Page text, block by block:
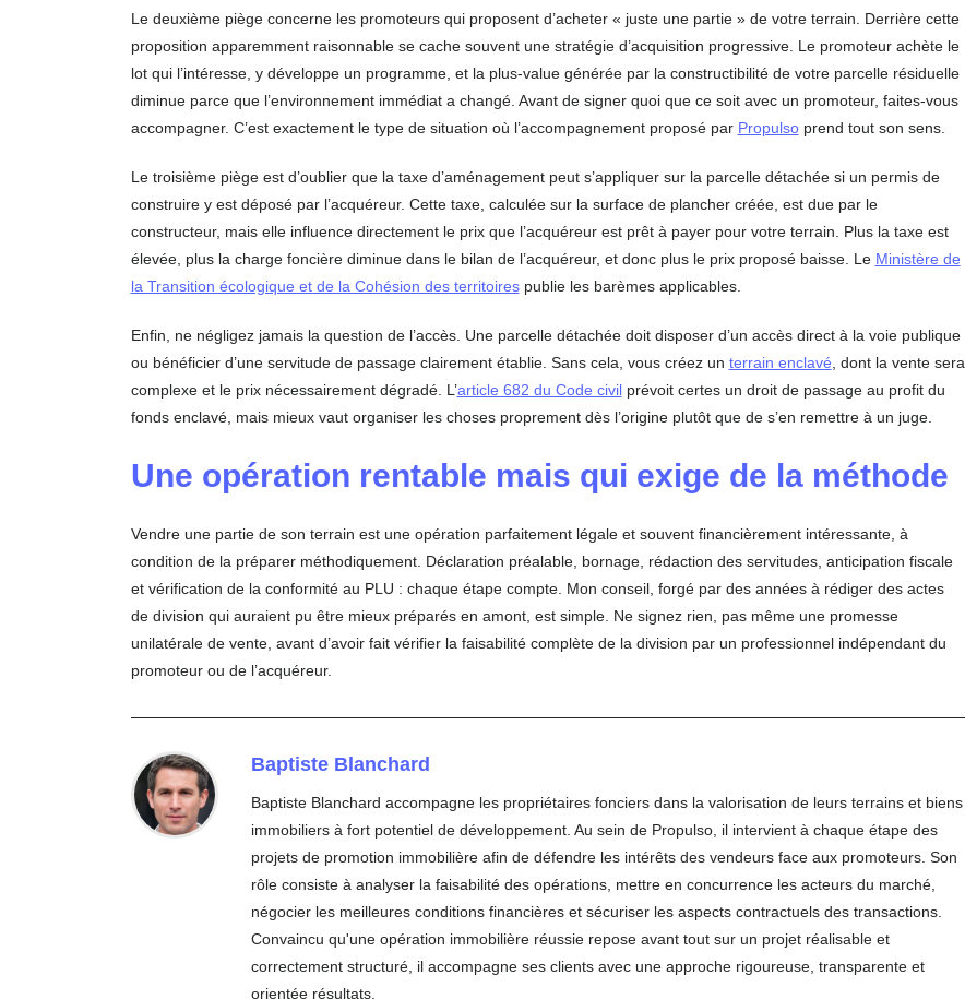
Le deuxième piège concerne les promoteurs qui proposent d’acheter « juste une partie » de votre terrain. Derrière cette
proposition apparemment raisonnable se cache souvent une stratégie d’acquisition progressive. Le promoteur achète le
lot qui l’intéresse, y développe un programme, et la plus-value générée par la constructibilité de votre parcelle résiduelle
diminue parce que l’environnement immédiat a changé. Avant de signer quoi que ce soit avec un promoteur, faites-vous
accompagner. C’est exactement le type de situation où l’accompagnement proposé par Propulsoprend tout son sens.
Le troisième piège est d’oublier que la taxe d’aménagement peut s’appliquer sur la parcelle détachée si un permis de
construire y est déposé par l’acquéreur. Cette taxe, calculée sur la surface de plancher créée, est due par le
constructeur, mais elle influence directement le prix que l’acquéreur est prêt à payer pour votre terrain. Plus la taxe est
élevée, plus la charge foncière diminue dans le bilan de l’acquéreur, et donc plus le prix proposé baisse. Le Ministère de
la Transition écologique et de la Cohésion des territoirespublie les barèmes applicables.
Enfin, ne négligez jamais la question de l’accès. Une parcelle détachée doit disposer d’un accès direct à la voie publique
ou bénéficier d’une servitude de passage clairement établie. Sans cela, vous créez un terrain enclavé , dont la vente sera
complexe et le prix nécessairement dégradé. L’article 682 du Code civilprévoit certes un droit de passage au profit du
fonds enclavé, mais mieux vaut organiser les choses proprement dès l’origine plutôt que de s’en remettre à un juge.
Une opération rentable mais qui exige de la méthode
Vendre une partie de son terrain est une opération parfaitement légale et souvent financièrement intéressante, à
condition de la préparer méthodiquement. Déclaration préalable, bornage, rédaction des servitudes, anticipation fiscale
et vérification de la conformité au PLU : chaque étape compte. Mon conseil, forgé par des années à rédiger des actes
de division qui auraient pu être mieux préparés en amont, est simple. Ne signez rien, pas même une promesse
unilatérale de vente, avant d’avoir fait vérifier la faisabilité complète de la division par un professionnel indépendant du
promoteur ou de l’acquéreur.
Baptiste Blanchard
Baptiste Blanchard accompagne les propriétaires fonciers dans la valorisation de leurs terrains et biens
immobiliers à fort potentiel de développement. Au sein de Propulso, il intervient à chaque étape des
projets de promotion immobilière afin de défendre les intérêts des vendeurs face aux promoteurs. Son
rôle consiste à analyser la faisabilité des opérations, mettre en concurrence les acteurs du marché,
négocier les meilleures conditions financières et sécuriser les aspects contractuels des transactions.
Convaincu qu'une opération immobilière réussie repose avant tout sur un projet réalisable et
correctement structuré, il accompagne ses clients avec une approche rigoureuse, transparente et
orientée résultats.